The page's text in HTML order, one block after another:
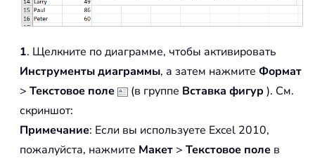
1. Щелкните по диаграмме, чтобы активировать
Инструменты диаграммы, а затем нажмите Формат
> Текстовое поле (в группе Вставка фигур ). См.
скриншот:
Примечание: Если вы используете Excel 2010,
пожалуйста, нажмите Макет > Текстовое поле в